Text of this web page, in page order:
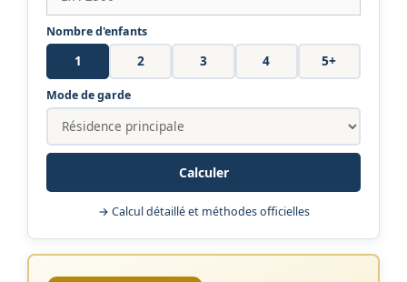
Nombre d'enfants
1 2 3 4 5+
Mode de garde
Calculer
→ Calcul détaillé et méthodes officielles